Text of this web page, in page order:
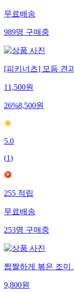
무료배송
989명구매중
[피키너츠] 모듬 견
11,500원
26%8,500원
5.0
(1)
255적립
무료배송
253명구매중
짭짤하게 볶은 조미
9,800원